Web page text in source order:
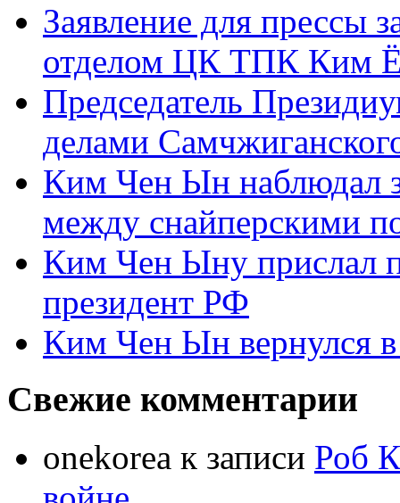
Заявление для прессы
отделом ЦК ТПК Ким
Председатель
делами
Ким Чен Ын наблюдал
между снайперскими
Ким Чен Ыну прислал
президент РФ
Ким Чен Ын вернулся
Свежие комментарии
onekorea к записи Роб